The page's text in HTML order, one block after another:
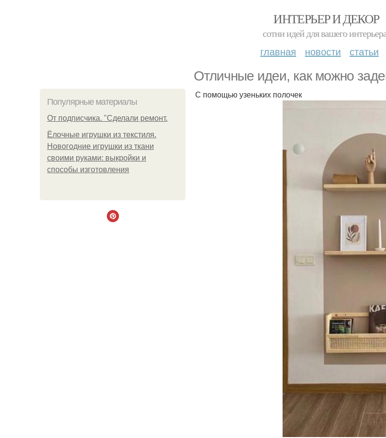
ИНТЕРЬЕР И ДЕКОР
сотни идей для вашего
главная новости статьи
Отличные идеи, как можно
Популярные материалы
От подписчика. "Сделали ремонт.
Ёлочные игрушки из текстиля.
Новогодние игрушки из ткани
своими руками: выкройки и
способы изготовления
С помощью узеньких полочек